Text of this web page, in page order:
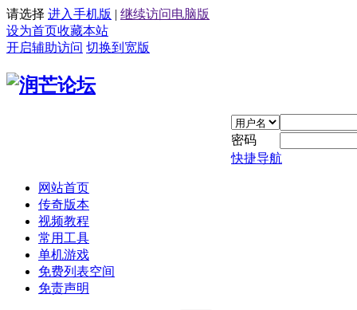
请选择 进入手机版 | 继续访问电脑版
设为首页收藏本站
开启辅助访问 切换到宽版
密码
快捷导航
网站首页
传奇版本
视频教程
常用工具
单机游戏
免费列表空间
免责声明